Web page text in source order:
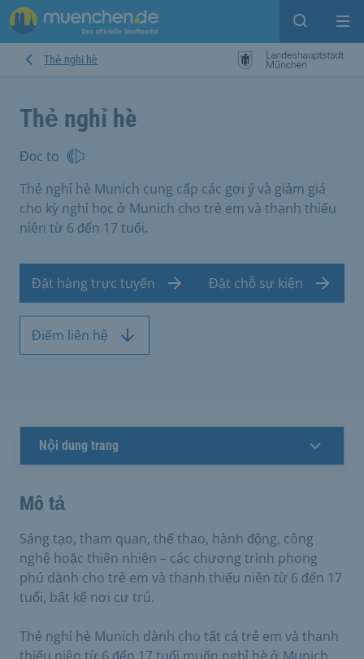
Open
Thẻ nghỉ hè
Thẻ nghỉ hè
Đọc to
Thẻ nghỉ hè Munich cung cấp các gợi ý và giảm giá
cho kỳ nghỉ học ở Munich cho trẻ em và thanh thiếu
niên từ 6 đến 17 tuổi.
Đặt hàng trực tuyến Đặt chỗ sự kiện
Điểm liên hệ
Nội dung trang
Mô tả
Sáng tạo, tham quan, thể thao, hành động, công
nghệ hoặc thiên nhiên – các chương trình phong
phú dành cho trẻ em và thanh thiếu niên từ 6 đến 17
tuổi, bất kể nơi cư trú.
Thẻ nghỉ hè Munich dành cho tất cả trẻ em và thanh